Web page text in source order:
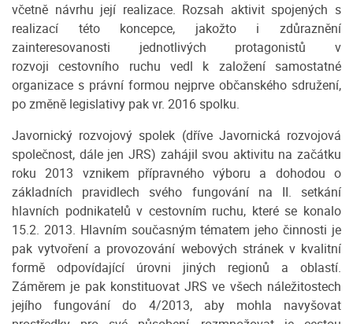
včetně návrhu její realizace. Rozsah aktivit spojených s
realizací této koncepce, jakožto i zdůraznění
zainteresovanosti jednotlivých protagonistů v
rozvoji cestovního ruchu vedl k založení samostatné
organizace s právní formou nejprve občanského sdružení,
po změně legislativy pak vr. 2016 spolku.
Javornický rozvojový spolek (dříve Javornická rozvojová
společnost, dále jen JRS) zahájil svou aktivitu na začátku
roku 2013 vznikem přípravného výboru a dohodou o
základních pravidlech svého fungování na II. setkání
hlavních podnikatelů v cestovním ruchu, které se konalo
15.2. 2013. Hlavním současným tématem jeho činnosti je
pak vytvoření a provozování webových stránek v kvalitní
formě odpovídající úrovni jiných regionů a oblastí.
Záměrem je pak konstituovat JRS ve všech náležitostech
jejího fungování do 4/2013, aby mohla navyšovat